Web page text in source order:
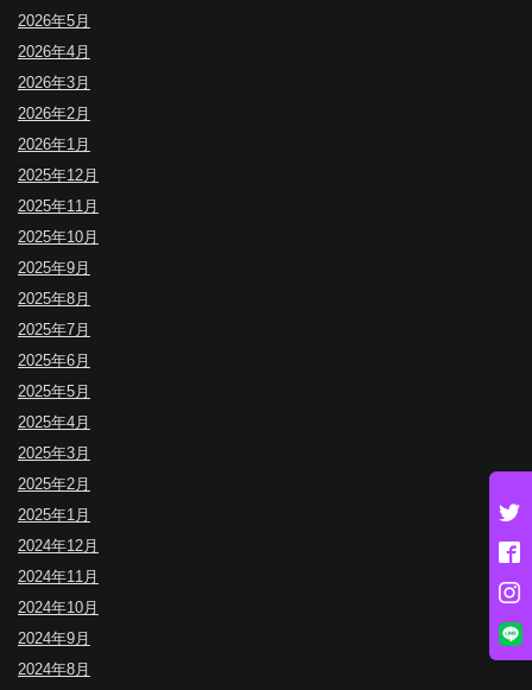
2026年5月
2026年4月
2026年3月
2026年2月
2026年1月
2025年12月
2025年11月
2025年10月
2025年9月
2025年8月
2025年7月
2025年6月
2025年5月
2025年4月
2025年3月
2025年2月
2025年1月
2024年12月
2024年11月
2024年10月
2024年9月
2024年8月